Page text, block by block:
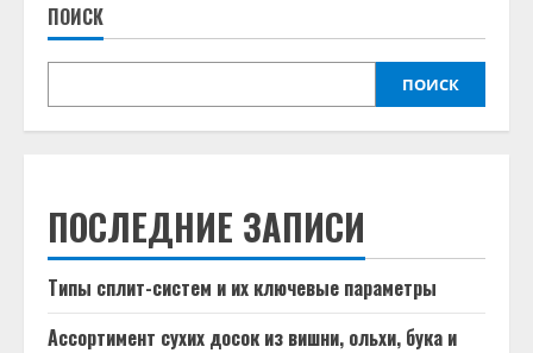
ПОИСК
ПОИСК
ПОСЛЕДНИЕ ЗАПИСИ
Типы сплит-систем и их ключевые параметры
Ассортимент сухих досок из вишни, ольхи, бука и